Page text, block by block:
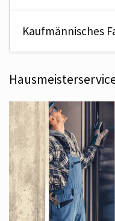
Kaufmännisches